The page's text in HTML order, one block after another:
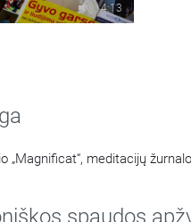
4:13
„Magnificat“, meditacijų žurnalo
spaudos